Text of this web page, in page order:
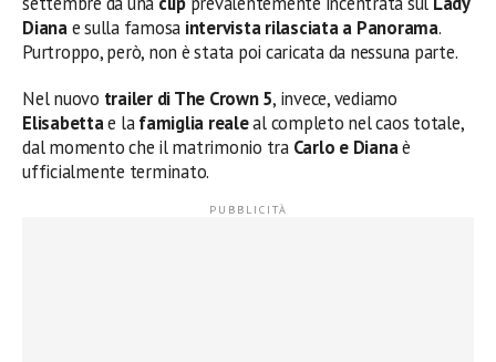
Dianae sulla famosa intervista rilasciata a Panorama.
Purtroppo, però, non è stata poi caricata da nessuna parte.
Nel nuovo trailer di The Crown 5, invece, vediamo
Elisabettae lafamiglia realeal completo nel caos totale,
dal momento che il matrimonio tra Carlo e Dianaè
ufficialmente terminato.